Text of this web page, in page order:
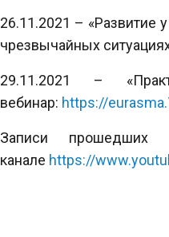
26.11.2021 – «Развитие
чрезвычайных
29.11.2021 –
вебинар: https://
Записи прошедших
канале https://